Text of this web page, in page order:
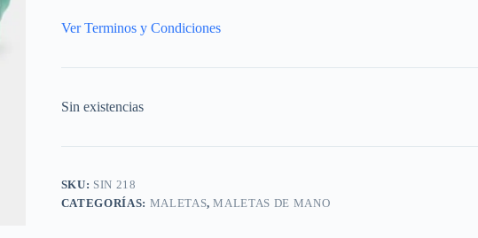
Ver Terminos y Condiciones
Sin existencias
SKU: SIN 218
CATEGORÍAS: MALETAS,MALETAS DE MANO